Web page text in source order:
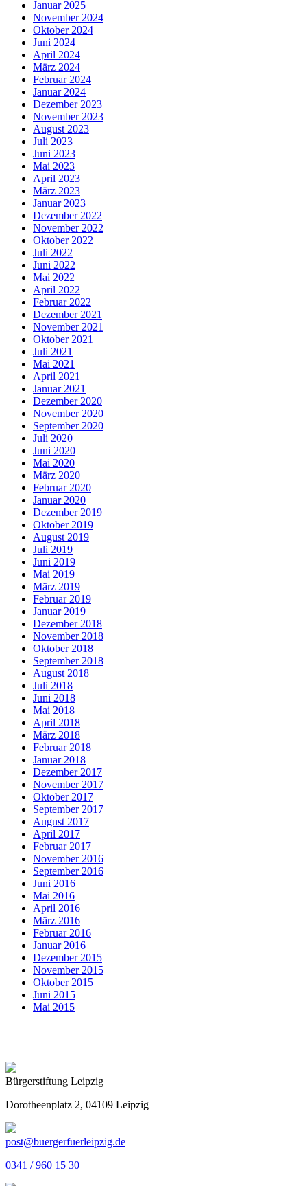
Januar 2025
November 2024
Oktober 2024
Juni 2024
April 2024
März 2024
Februar 2024
Januar 2024
Dezember 2023
November 2023
August 2023
Juli 2023
Juni 2023
Mai 2023
April 2023
März 2023
Januar 2023
Dezember 2022
November 2022
Oktober 2022
Juli 2022
Juni 2022
Mai 2022
April 2022
Februar 2022
Dezember 2021
November 2021
Oktober 2021
Juli 2021
Mai 2021
April 2021
Januar 2021
Dezember 2020
November 2020
September 2020
Juli 2020
Juni 2020
Mai 2020
März 2020
Februar 2020
Januar 2020
Dezember 2019
Oktober 2019
August 2019
Juli 2019
Juni 2019
Mai 2019
März 2019
Februar 2019
Januar 2019
Dezember 2018
November 2018
Oktober 2018
September 2018
August 2018
Juli 2018
Juni 2018
Mai 2018
April 2018
März 2018
Februar 2018
Januar 2018
Dezember 2017
November 2017
Oktober 2017
September 2017
August 2017
April 2017
Februar 2017
November 2016
September 2016
Juni 2016
Mai 2016
April 2016
März 2016
Februar 2016
Januar 2016
Dezember 2015
November 2015
Oktober 2015
Juni 2015
Mai 2015
Bürgerstiftung Leipzig
Dorotheenplatz 2, 04109 Leipzig
post@buergerfuerleipzig.de
0341 / 960 15 30